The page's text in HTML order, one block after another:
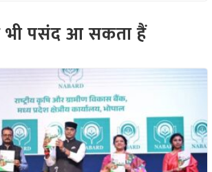
पसंद आ सकता हैं